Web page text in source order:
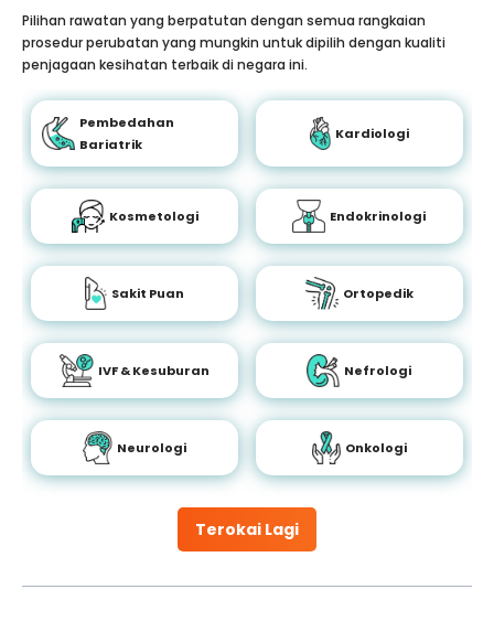
Terokai Lagi
Pilihan rawatan yang berpatutan dengan semua rangkaian
prosedur perubatan yang mungkin untuk dipilih dengan kualiti
penjagaan kesihatan terbaik di negara ini.
Pembedahan
Bariatrik
Kardiologi
Kosmetologi Endokrinologi
Sakit Puan Ortopedik
IVF & Kesuburan Nefrologi
Neurologi Onkologi